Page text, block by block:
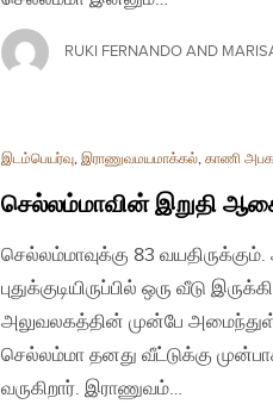
RUKI FERNANDO AND
இடம்பெயர்வு, இராணுவமயமாக்கல், காணி
செல்லம்மாவின் இறுதி
செல்லம்மாவுக்கு 83
புதுக்குடியிருப்பில் ஒரு வீடு
அலுவலகத்தின் முன்பே
செல்லம்மா தனது வீட்டுக்கு
வருகிறார். இராணுவம்…